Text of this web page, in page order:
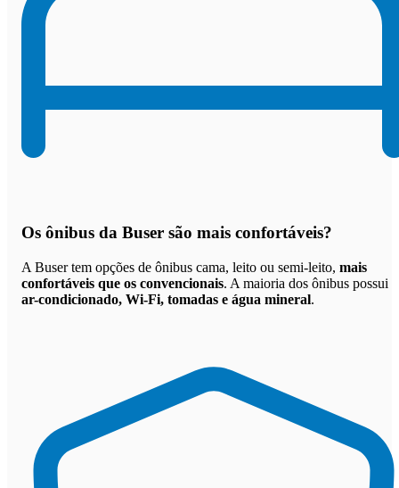
Os ônibus da Buser são mais confortáveis?
A Buser tem opções de ônibus cama, leito ou semi-leito, mais
confortáveis que os convencionais. A maioria dos ônibus possui
ar-condicionado, Wi-Fi, tomadas e água mineral.